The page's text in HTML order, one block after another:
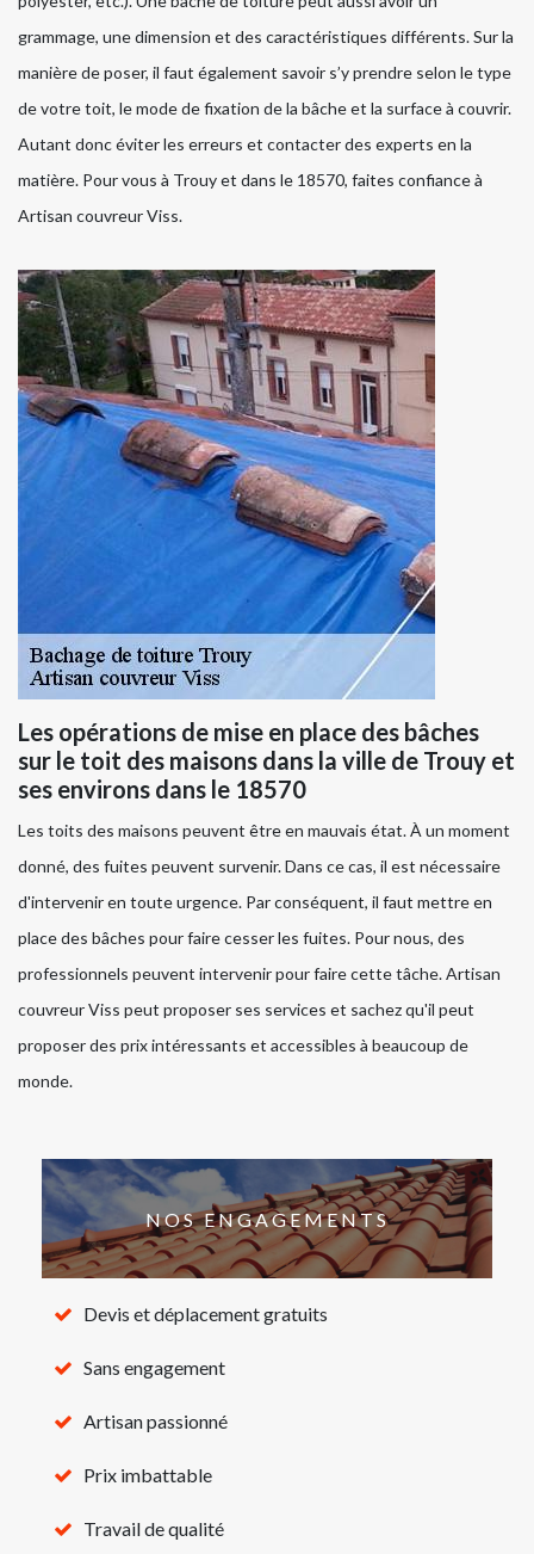
grammage, une dimension et des caractéristiques différents. Sur la
manière de poser, il faut également savoir s’y prendre selon le type
de votre toit, le mode de fixation de la bâche et la surface à couvrir.
Autant donc éviter les erreurs et contacter des experts en la
matière. Pour vous à Trouy et dans le 18570, faites confiance à
Artisan couvreur Viss.
Les opérations de mise en place des bâches
sur le toit des maisons dans la ville de Trouy et
ses environs dans le 18570
Les toits des maisons peuvent être en mauvais état. À un moment
donné, des fuites peuvent survenir. Dans ce cas, il est nécessaire
d'intervenir en toute urgence. Par conséquent, il faut mettre en
place des bâches pour faire cesser les fuites. Pour nous, des
professionnels peuvent intervenir pour faire cette tâche. Artisan
couvreur Viss peut proposer ses services et sachez qu'il peut
proposer des prix intéressants et accessibles à beaucoup de
monde.
NOS ENGAGEMENTS
Devis et déplacement gratuits
Sans engagement
Artisan passionné
Prix imbattable
Travail de qualité